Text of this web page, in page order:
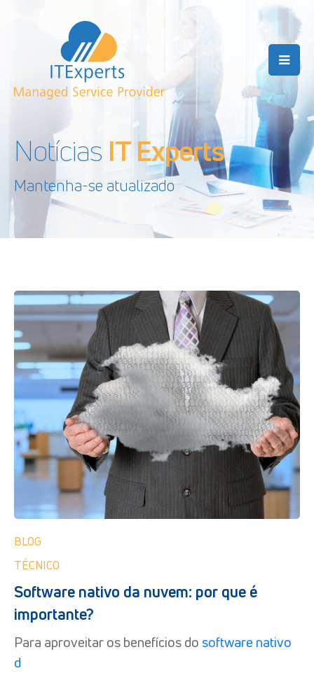
Notícias IT Experts
Mantenha-se atualizado
BLOG
TÉCNICO
Software nativo da nuvem: por que é
importante?
Para aproveitar os benefícios do software nativo
d